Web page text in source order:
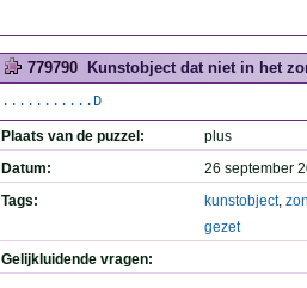
779790 Kunstobject dat niet in het
...........D
Plaats van de puzzel:
plus
Datum:
26 september
Tags:
kunstobject,
gezet
Gelijkluidende vragen: